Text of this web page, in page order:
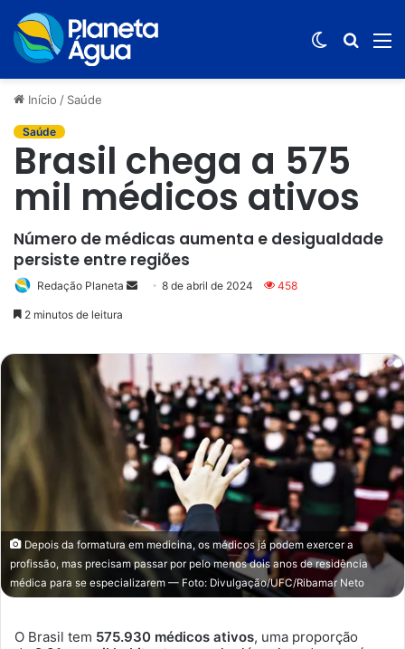
Switch
Início / Saúde
Saúde
Brasil chega a 575
mil médicos ativos
Número de médicas aumenta e desigualdade
persiste entre regiões
Redação Planeta
Mande
mail
8 de abril de 2024 458
2 minutos de leitura
Depois da formatura em medicina, os médicos já podem exercer a
profissão, mas precisam passar por pelo menos dois anos de residência
médica para se especializarem — Foto: Divulgação/UFC/Ribamar Neto
O Brasil tem 575.930 médicos ativos, uma proporção